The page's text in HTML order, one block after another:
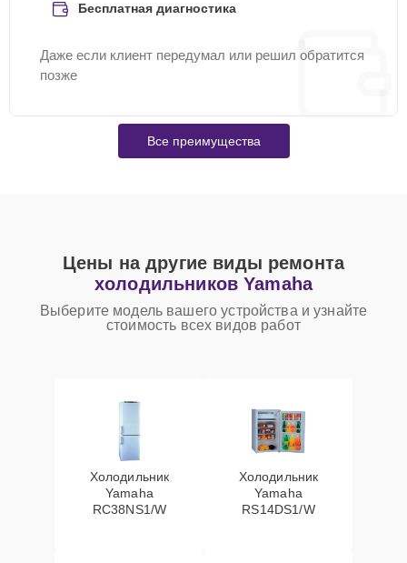
Бесплатная диагностика
Даже если клиент передумал или решил обратится
позже
Все преимущества
Цены на другие виды ремонта
холодильников Yamaha
Выберите модель вашего устройства и узнайте
стоимость всех видов работ
Холодильник
Yamaha
RC38NS1/W
Холодильник
Yamaha
RS14DS1/W